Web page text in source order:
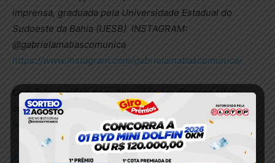
imprensa, graduada pela Universidade Estadual do
Sudoeste da Bahia (UESB). INSTAGRAM:
@gabrielamatiascomunica
https://www.instagram.com/gabrielamatiascomunica/
Com informações de publicações em diversos sites,
comohttps://vlvadvogados.com/e site de notícias
https://g1.globo.com/ce/ceara/noticia/2025/09/25/dois-
alunos-e-dois-sao-baleados-em-tiroteio-dentro-de-
escola-em-sobral.ghtml